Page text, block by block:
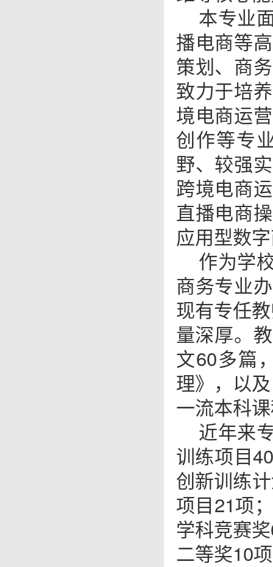
本专业
播电商等
策划、商
致力于培
境电商运
创作等专
野、较强
跨境电商
直播电商
应用型数
作为学
商务专业
现有专任
量深厚。
文60多篇
理》，以
一流本科
近年来
训练项目
创新训练
项目21项
学科竞赛
二等奖10